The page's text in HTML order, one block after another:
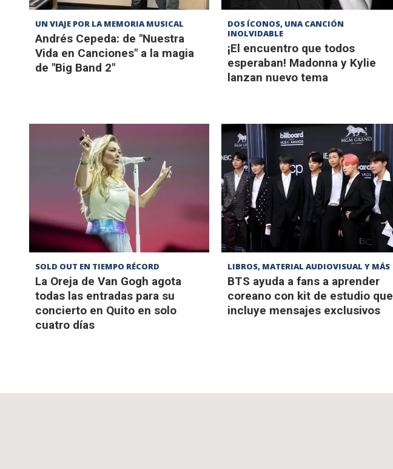
UN VIAJE POR LA MEMORIA MUSICAL
Andrés Cepeda: de "Nuestra
Vida en Canciones" a la magia
de "Big Band 2"
DOS ÍCONOS, UNA CANCIÓN
INOLVIDABLE
¡El encuentro que todos
esperaban! Madonna y Kylie
lanzan nuevo tema
SOLD OUT EN TIEMPO RÉCORD
La Oreja de Van Gogh agota
todas las entradas para su
concierto en Quito en solo
cuatro días
LIBROS, MATERIAL AUDIOVISUAL Y MÁS
BTS ayuda a fans a aprender
coreano con kit de estudio que
incluye mensajes exclusivos